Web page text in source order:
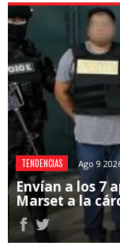
TENDENCIAS Ago 9
Envían a los 7
Marset a la